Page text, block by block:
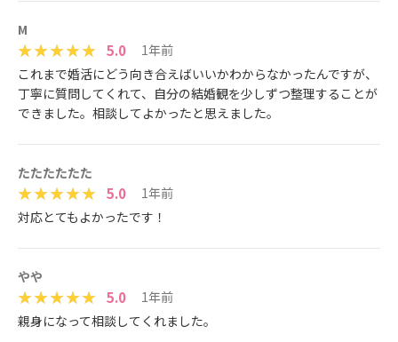
M
5.0
1年前
これまで婚活にどう向き合えばいいかわからなかったんですが、
丁寧に質問してくれて、自分の結婚観を少しずつ整理することが
できました。相談してよかったと思えました。
たたたたたた
5.0
1年前
対応とてもよかったです！
やや
5.0
1年前
親身になって相談してくれました。